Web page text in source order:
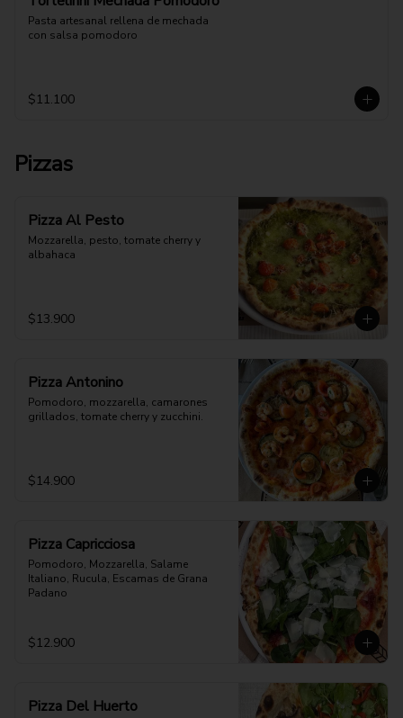
Pasta artesanal rellena de mechada
con salsa pomodoro
$11.100
Pizzas
Pizza Al Pesto
Mozzarella, pesto, tomate cherry y
albahaca
$13.900
Pizza Antonino
Pomodoro, mozzarella, camarones
grillados, tomate cherry y zucchini.
$14.900
Pizza Capricciosa
Pomodoro, Mozzarella, Salame
Italiano, Rucula, Escamas de Grana
Padano
$12.900
Pizza Del Huerto